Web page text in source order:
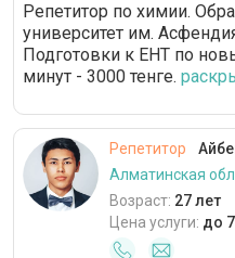
Репетитор по химии.
университет им.
Подготовки к ЕНТ по
минут - 3000 тенге.
Репетитор
Алматинская
Возраст: 27 лет
Цена услуги: до